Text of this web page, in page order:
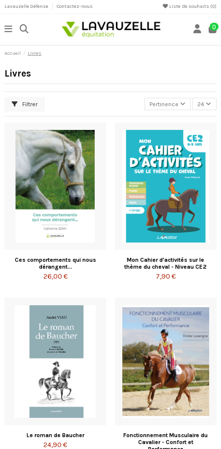
Lavauzelle Défense Contactez-nous Liste de souhaits (0)
0
Accueil Livres
Livres
Filtrer Pertinence 24
Ces comportements qui nous
dérangent...
26,00 €
Mon Cahier d'activités sur le
thème du cheval - Niveau CE2
7,90 €
Le roman de Baucher
24,90 €
Fonctionnement Musculaire du
Cavalier - Confort et